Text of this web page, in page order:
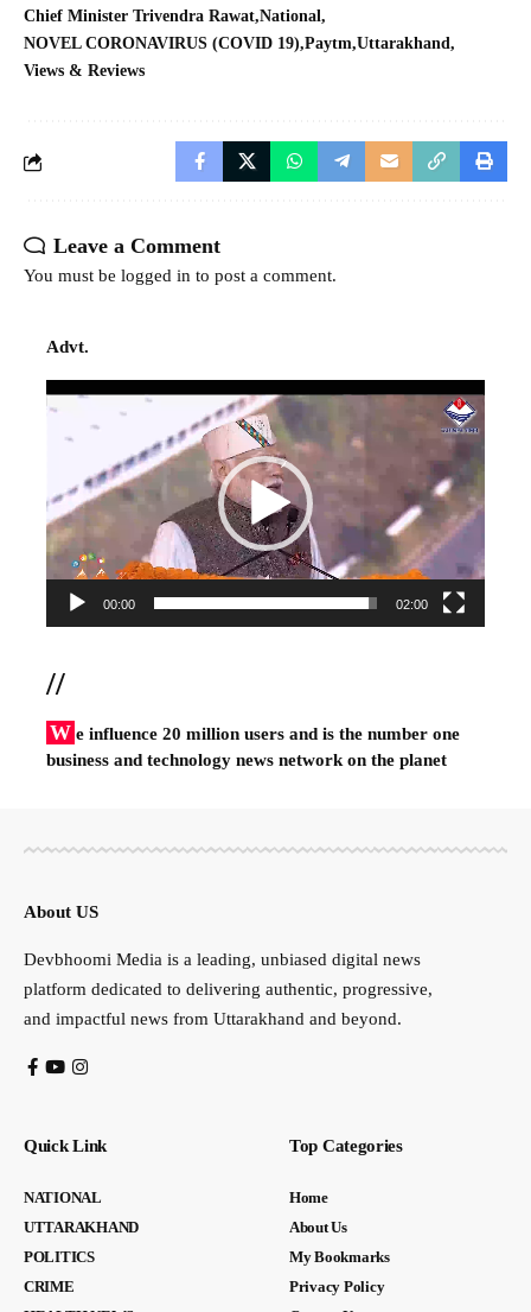
Chief Minister Trivendra Rawat National
NOVEL CORONAVIRUS (COVID 19) Paytm Uttarakhand
Views & Reviews
Leave a Comment
You must be logged in to post a comment.
Advt.
Video
00:00 02:00
//
W e influence 20 million users and is the number one
business and technology news network on the planet
About US
Devbhoomi Media is a leading, unbiased digital news
platform dedicated to delivering authentic, progressive,
and impactful news from Uttarakhand and beyond.
Quick Link
NATIONAL
UTTARAKHAND
POLITICS
CRIME
Top Categories
Home
About Us
My Bookmarks
Privacy Policy